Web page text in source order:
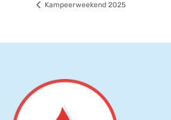
Kampeerweekend 2025